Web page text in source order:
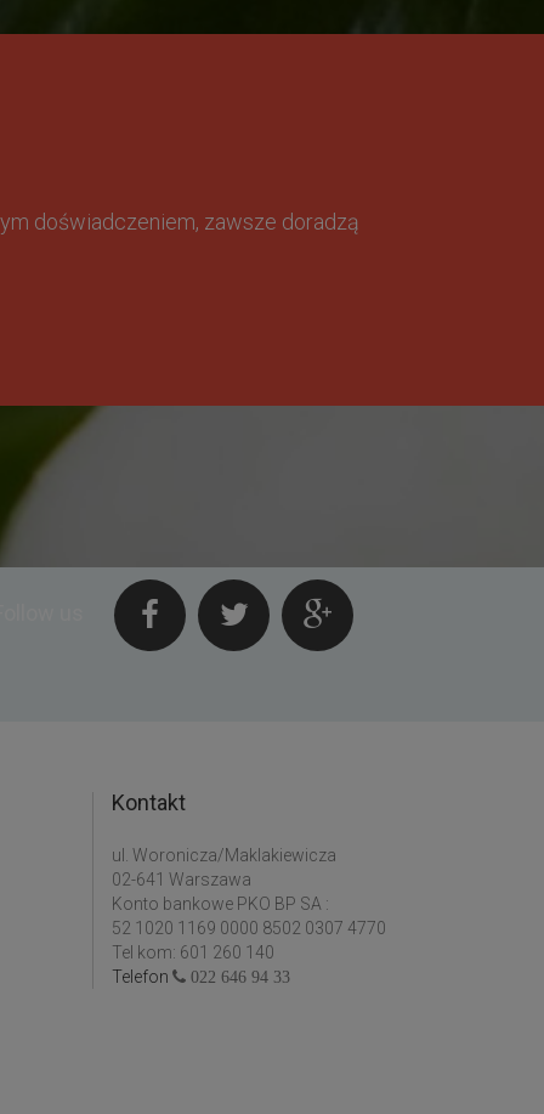
doświadczeniem, zawsze doradzą
Kontakt
ul. Woronicza/Maklakiewicza
02-641 Warszawa
Konto bankowe PKO BP SA :
52 1020 1169 0000 8502 0307 4770
Tel kom: 601 260 140
Telefon
022 646 94 33